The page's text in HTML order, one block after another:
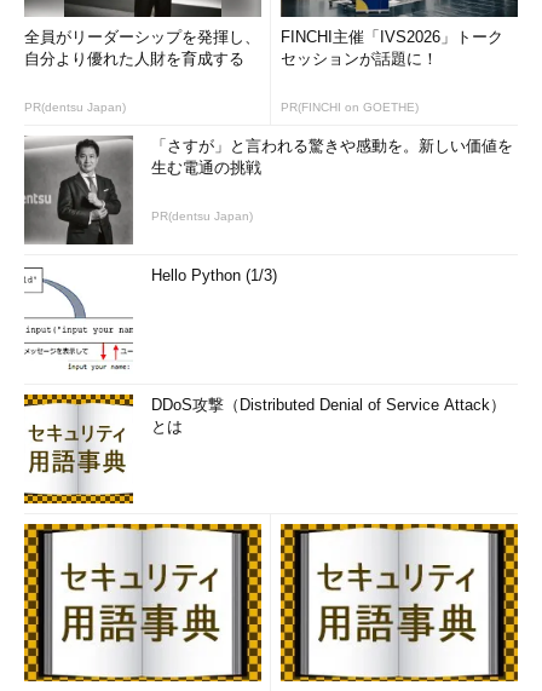
Productテーブルに含まれる色一覧を取得したい、というような
場合には「DISTINCT」句を利用します。DISTINCT句は、重複
する行を取り除いた結果を返します。
*** 一部省略されたコンテンツがあります。
PC版でご覧くださ
い。***
図4 DISTINCT句による重複データの絞り込み
（画像をクリックすると拡大します）
DISTINCT句はSELECT文で得られる行から重複データを取り
除く、という点に注意してください。SQLを次のように記述した
場合、Name列とColor列が重複している場合にその行が取り除か
れます。Productテーブルには重複した製品情報は収められてい
ないため、下記のSQLではDISTINCT句に意味はありません。
*** 一部省略されたコンテンツがあります。PC版でご覧くださ
い。
***
全員がリーダーシップを発揮し、
自分より優れた人財を育成する
PR(dentsu Japan)
FINCHI主催「IVS2026」トーク
セッションが話題に！
PR(FINCHI on GOETHE)
「さすが」と言われる驚きや感動を。新しい価値を
生む電通の挑戦
PR(dentsu Japan)
Hello Python (1/3)
DDoS攻撃（Distributed Denial of Service Attack）
とは